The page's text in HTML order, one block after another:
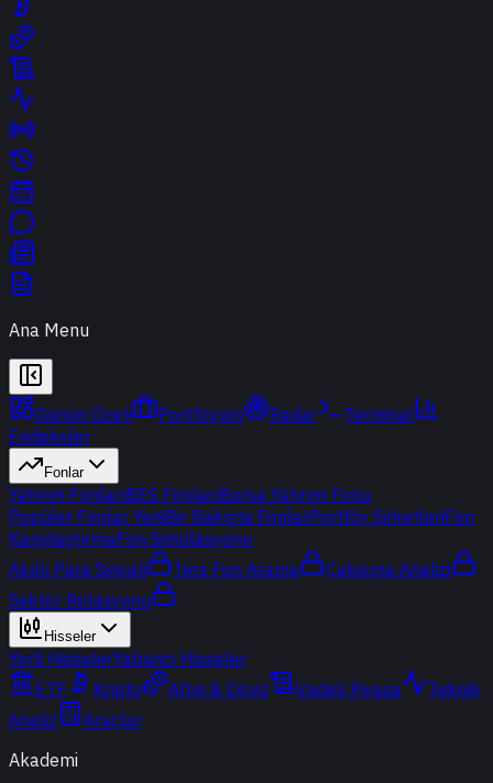
Ana Menu
Günün Özeti Portföyüm Radar
Terminal
Endeksler
Fonlar
Yatırım FonlarıBES FonlarıBorsa Yatırım Fonu
Popüler Fonlar YeniBir Bakışta FonlarPortföy ŞirketleriFon
KarşılaştırmaFon Simülasyonu
Akıllı Para Sinyali
Ters Fon Arama
Çakışma Analizi
Sektör Rotasyonu
Hisseler
Yerli HisselerYabancı Hisseler
ETF
Kripto Altın & Döviz Vadeli Piyasa
Teknik
Analiz
Araçlar
Akademi